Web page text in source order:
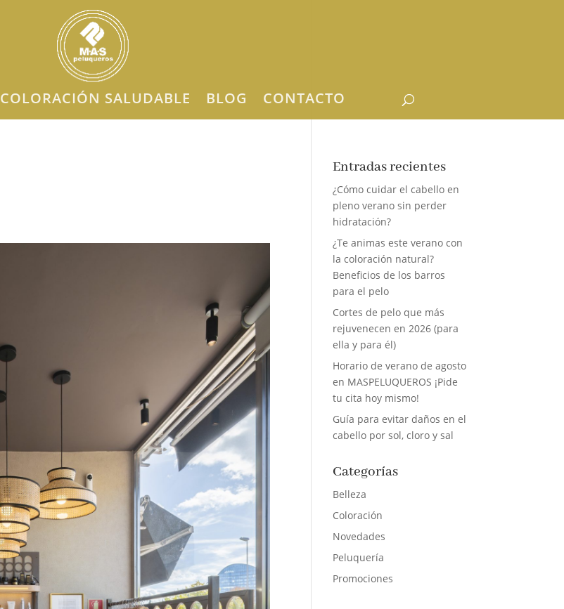
COLORACIÓN SALUDABLE BLOG CONTACTO
Entradas recientes
¿Cómo cuidar el cabello en
pleno verano sin perder
hidratación?
¿Te animas este verano con
la coloración natural?
Beneficios de los barros
para el pelo
Cortes de pelo que más
rejuvenecen en 2026 (para
ella y para él)
Horario de verano de agosto
en MASPELUQUEROS ¡Pide
tu cita hoy mismo!
Guía para evitar daños en el
cabello por sol, cloro y sal
Categorías
Belleza
Coloración
Novedades
Peluquería
Promociones